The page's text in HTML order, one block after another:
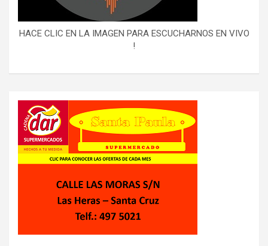
HACE CLIC EN LA IMAGEN PARA ESCUCHARNOS EN VIVO
!